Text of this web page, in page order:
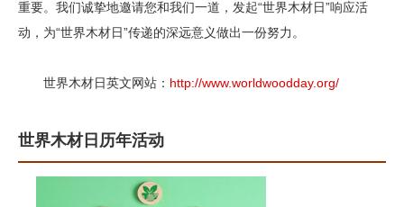
重要。我们诚挚地邀请您和我们一道，发起“世界木材日”响应活
动，为“世界木材日”传递的深远意义做出一份努力。
世界木材日英文网站： http://www.worldwoodday.org/
世界木材日历年活动